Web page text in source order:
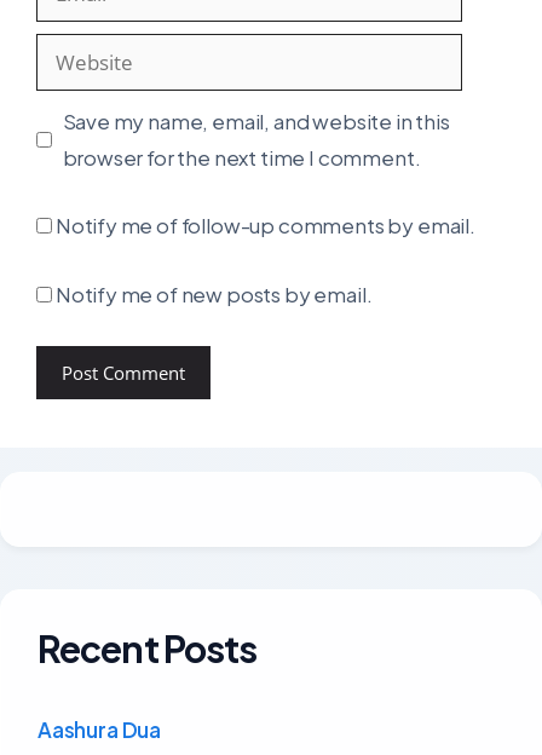
Website
Save my name, email, and website in this
browser for the next time I comment.
Notify me of follow-up comments by email.
Notify me of new posts by email.
Recent Posts
Aashura Dua